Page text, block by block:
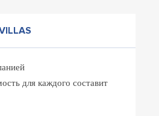
для каждого составит